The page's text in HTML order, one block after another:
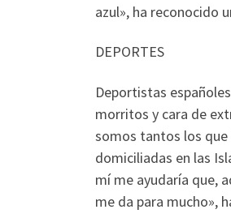
azul», ha reconocido
DEPORTES
Deportistas
morritos y cara de
somos tantos los
domiciliadas en las
mí me ayudaría que,
me da para mucho»,